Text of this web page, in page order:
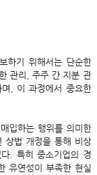
하기 위해서는 단순한
관리, 주주 간 지분 관
, 이 과정에서 중요한
입하는 행위를 의미한
상법 개정을 통해 비상
. 특히 중소기업의 경
유연성이 부족한 현실